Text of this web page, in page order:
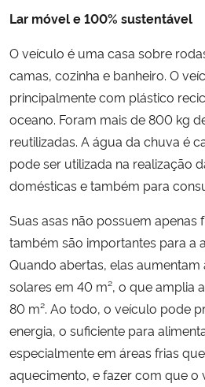
Lar móvel e 100% sustentável
O veículo é uma casa sobre
camas, cozinha e banheiro. O
principalmente com plástico
oceano. Foram mais de 800 kg
reutilizadas. A água da chuva é
pode ser utilizada na realização
domésticas e também para
Suas asas não possuem apenas
também são importantes para a
Quando abertas, elas aumentam
solares em 40 m², o que amplia
80 m². Ao todo, o veículo pode
energia, o suficiente para
especialmente em áreas frias
aquecimento, e fazer com que o